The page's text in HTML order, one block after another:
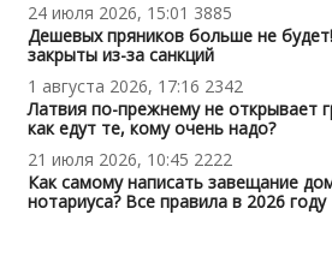
24 июля 2026, 15:01 3885
Дешевых пряников больше не
закрыты из-за санкций
1 августа 2026, 17:16 2342
Латвия по-прежнему не открывает
как едут те, кому очень надо?
21 июля 2026, 10:45 2222
Как самому написать завещание
нотариуса? Все правила в 2026 году